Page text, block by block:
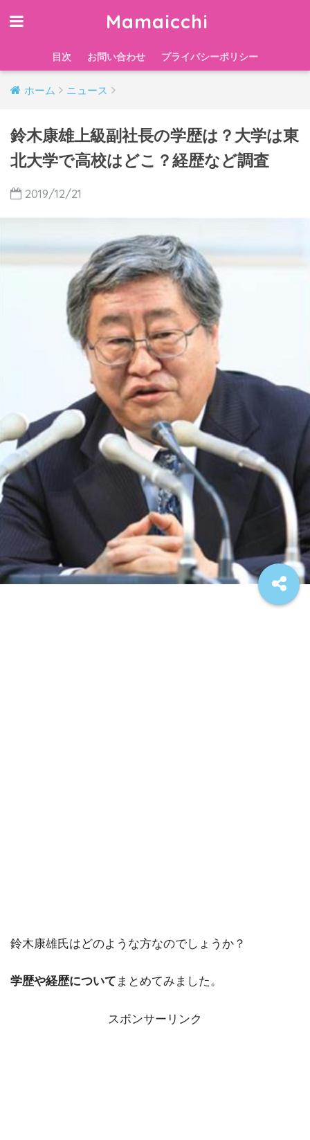
Mamaicchi
目次 お問い合わせ プライバシーポリシー
ホーム ニュース
鈴木康雄上級副社長の学歴は？大学は東
北大学で高校はどこ？経歴など調査
2019/12/21
鈴木康雄氏はどのような方なのでしょうか？
学歴や経歴について まとめてみました。
スポンサーリンク